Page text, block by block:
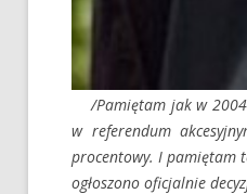
/Pamiętam jak w 2004
w referendum
procentowy. I pamiętam
ogłoszono oficjalnie